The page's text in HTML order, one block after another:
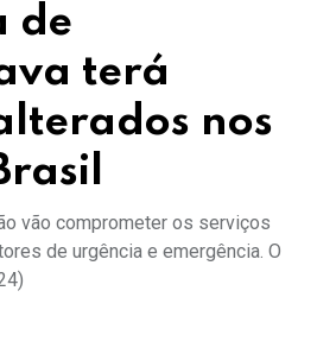
de
terá
nos
vão comprometer os serviços
de urgência e emergência. O